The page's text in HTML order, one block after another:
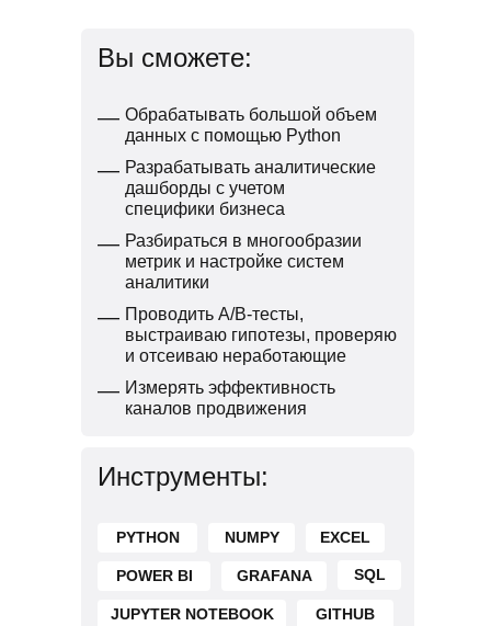
Вы сможете:
—
—
Обрабатывать большой объем
данных с помощью Python
—
Разрабатывать аналитические
дашборды с учетом
специфики бизнеса
—
Разбираться в многообразии
метрик и настройке систем
аналитики
—
Проводить A/B-тесты,
выстраиваю гипотезы, проверяю
и отсеиваю неработающие
Измерять эффективность
каналов продвижения
Инструменты:
PYTHON
POWER BI SQL
JUPYTER NOTEBOOK
EXCEL
NUMPY
GRAFANA
GITHUB